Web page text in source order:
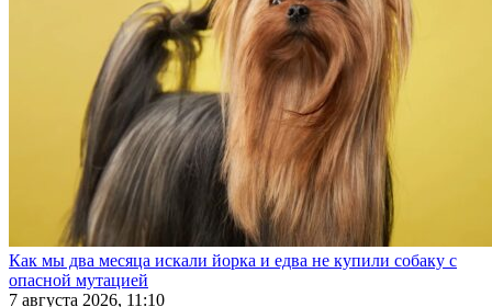
Как мы два месяца искали йорка и едва не купили собаку с
опасной мутацией
7 августа 2026, 11:10